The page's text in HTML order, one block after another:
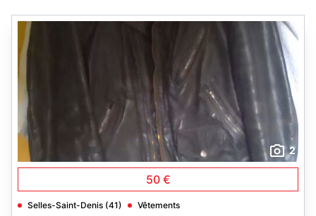
2
50 €
Selles-Saint-Denis (41) Vêtements